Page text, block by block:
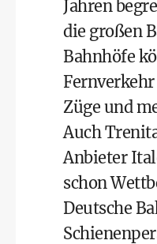
Jahren
die großen
Bahnhöfe
Züge und
Auch
Anbieter
schon
Deutsche